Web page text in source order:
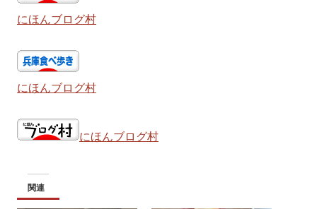
にほんブログ村
にほんブログ村
にほんブログ村
関連